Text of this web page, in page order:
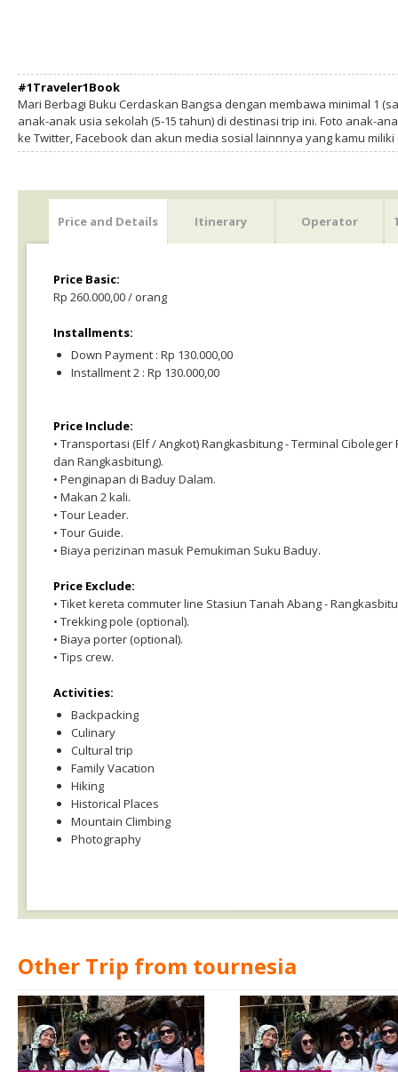
#1Traveler1Book
Mari Berbagi Buku Cerdaskan Bangsa dengan membawa minimal 1
anak-anak usia sekolah (5-15 tahun) di destinasi trip ini. Foto anak-
ke Twitter, Facebook dan akun media sosial lainnnya yang kamu
Price and Details Itinerary Operator
Price Basic:
Rp 260.000,00 / orang
Installments:
Down Payment : Rp 130.000,00
Installment 2 : Rp 130.000,00
Price Include:
• Transportasi (Elf / Angkot) Rangkasbitung - Terminal
dan Rangkasbitung).
• Penginapan di Baduy Dalam.
• Makan 2 kali.
• Tour Leader.
• Tour Guide.
• Biaya perizinan masuk Pemukiman Suku Baduy.
Price Exclude:
• Tiket kereta commuter line Stasiun Tanah Abang -
• Trekking pole (optional).
• Biaya porter (optional).
• Tips crew.
Activities:
Backpacking
Culinary
Cultural trip
Family Vacation
Hiking
Historical Places
Mountain Climbing
Photography
Other Trip from tournesia